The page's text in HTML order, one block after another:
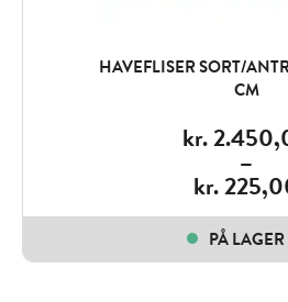
HAVEFLISER SORT/
CM
kr.
–
kr.
Price
through
PÅ LAGER